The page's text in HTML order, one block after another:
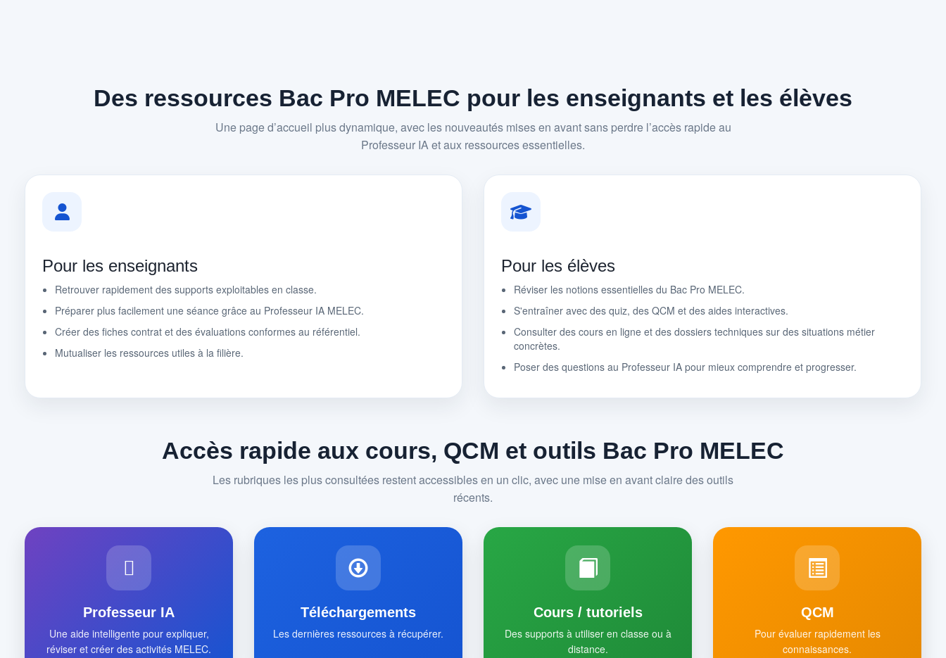
Des ressources Bac Pro MELEC pour les enseignants et les élèves
Une page d’accueil plus dynamique, avec les nouveautés mises en avant sans perdre l’accès rapide au
Professeur IA et aux ressources essentielles.
Pour les enseignants
Retrouver rapidement des supports exploitables en classe.
Préparer plus facilement une séance grâce au Professeur IA MELEC.
Créer des fiches contrat et des évaluations conformes au référentiel.
Mutualiser les ressources utiles à la filière.
Pour les élèves
Réviser les notions essentielles du Bac Pro MELEC.
S'entraîner avec des quiz, des QCM et des aides interactives.
Consulter des cours en ligne et des dossiers techniques sur des situations métier
concrètes.
Poser des questions au Professeur IA pour mieux comprendre et progresser.
Accès rapide aux cours, QCM et outils Bac Pro MELEC
Les rubriques les plus consultées restent accessibles en un clic, avec une mise en avant claire des outils
récents.
Professeur IA
Une aide intelligente pour expliquer,
réviser et créer des activités MELEC.
Téléchargements
Les dernières ressources à récupérer.
Cours / tutoriels
Des supports à utiliser en classe ou à
distance.
QCM
Pour évaluer rapidement les
connaissances.